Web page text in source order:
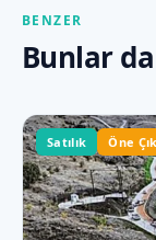
BENZER
Bunlar
Satılık Öne